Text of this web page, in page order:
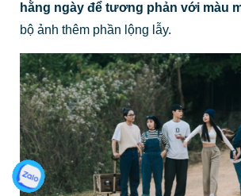
hằng ngày để tương phản với màu
bộ ảnh thêm phần lộng lẫy.